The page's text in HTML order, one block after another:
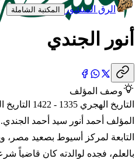
الرق المنشور المكتبة الشاملة
أنور الجندي
وصف المؤلف
التابعة لمركز أسيوط بصعيد مصر،
بالعلم، فجده لوالدته كان قاضياً